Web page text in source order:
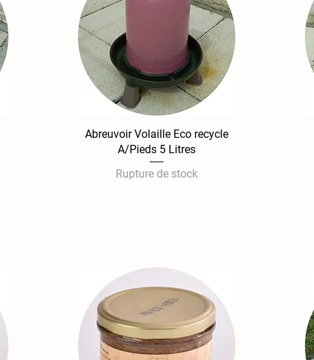
Aperçu rapide
Abreuvoir Volaille Eco recycle
A/Pieds 5 Litres
Rupture de stock